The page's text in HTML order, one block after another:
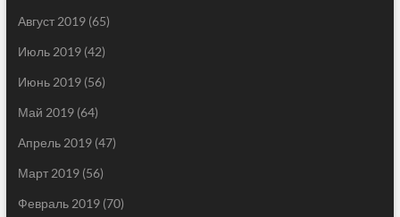
Август 2019(65)
Июль 2019(42)
Июнь 2019(56)
Май 2019(64)
Апрель 2019(47)
Март 2019(56)
Февраль 2019(70)